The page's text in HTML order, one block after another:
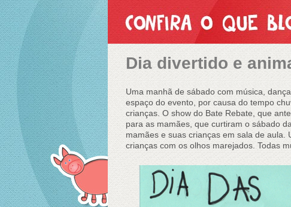
Dia divertido e
Uma manhã de sábado com música,
espaço do evento, por causa do tempo
crianças. O show do Bate Rebate, que
para as mamães, que curtiram o sábado
mamães e suas crianças em sala de
crianças com os olhos marejados. Todas